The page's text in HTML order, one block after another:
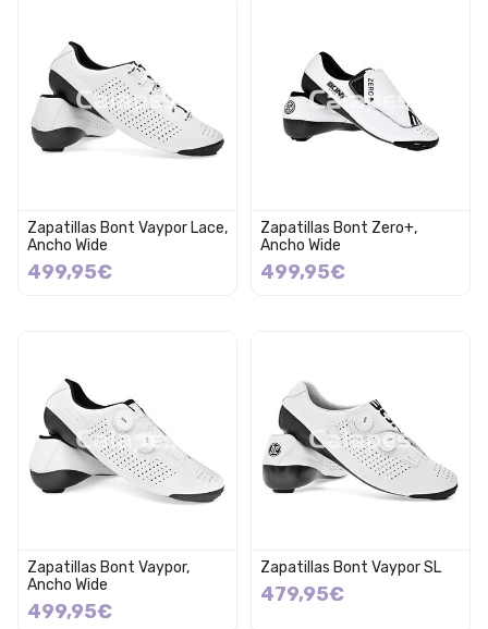
Zapatillas Bont Vaypor Lace,
Ancho Wide
499,95€
Zapatillas Bont Zero+,
Ancho Wide
499,95€
Zapatillas Bont Vaypor,
Ancho Wide
499,95€
Zapatillas Bont Vaypor SL
479,95€